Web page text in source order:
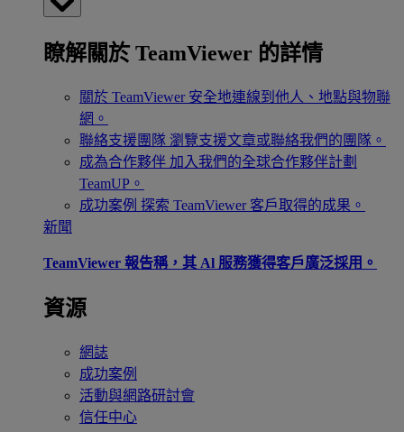
瞭解關於 TeamViewer 的詳情
關於 TeamViewer 安全地連線到他人、地點與物聯
網。
聯絡支援團隊 瀏覽支援文章或聯絡我們的團隊。
成為合作夥伴 加入我們的全球合作夥伴計劃
TeamUP。
成功案例 探索 TeamViewer 客戶取得的成果。
新聞
TeamViewer 報告稱，其 Al 服務獲得客戶廣泛採用。
資源
網誌
成功案例
活動與網路研討會
信任中心